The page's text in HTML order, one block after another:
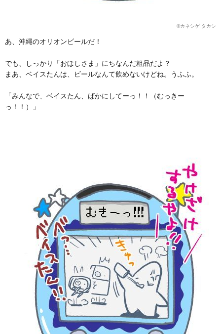
©カネシゲ タカシ
あ、沖縄のオリオンビールだ！
でも、しっかり「おほしさま」にちなんだ粗品だよ？
まあ、ベイスたんは、ビールなんて飲めないけどね。うふふ。
「みんなで、ベイスたん、ばかにしてーっ！！（むっきー
っ！！）」